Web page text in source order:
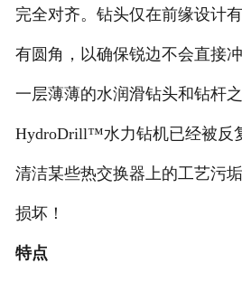
完全对齐。钻头仅在前缘设计
有圆角，以确保锐边不会直接
一层薄薄的水润滑钻头和钻杆
HydroDrill™水力钻机已经被反
清洁某些热交换器上的工艺污
损坏！
特点